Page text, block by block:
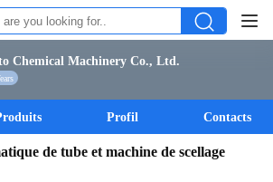
Chemical Machinery Co., Ltd.
Profil Contacts
de tube et machine de scellage